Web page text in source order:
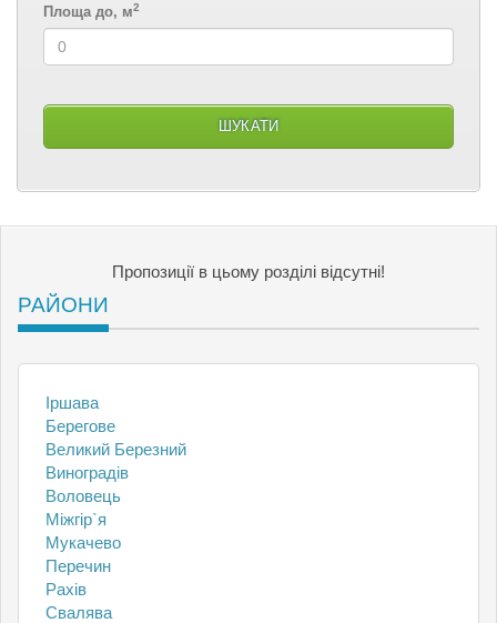
Площа до, м2
Пропозиції в цьому розділі відсутні!
РАЙОНИ
Іршава
Берегове
Великий Березний
Виноградів
Воловець
Міжгір`я
Мукачево
Перечин
Рахів
Свалява